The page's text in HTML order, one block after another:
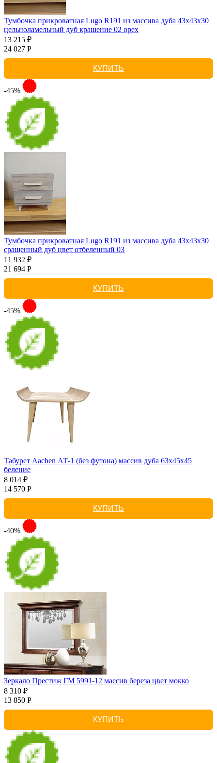
Тумбочка прикроватная Lugo R191 из массива дуба 43х43х30
цельноламельный дуб крашение 02 орех
13 215 ₽
24 027 Р
КУПИТЬ
-45%
Тумбочка прикроватная Lugo R191 из массива дуба 43х43х30
сращенный дуб цвет отбеленный 03
11 932 ₽
21 694 Р
КУПИТЬ
-45%
Табурет Aachen АТ-1 (без футона) массив дуба 63х45х45
беление
8 014 ₽
14 570 Р
КУПИТЬ
-40%
Зеркало Престиж ГМ 5991-12 массив береза цвет мокко
8 310 ₽
13 850 Р
КУПИТЬ